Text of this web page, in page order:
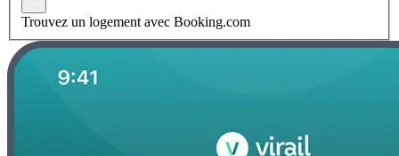
Trouvez un logement avec Booking.com